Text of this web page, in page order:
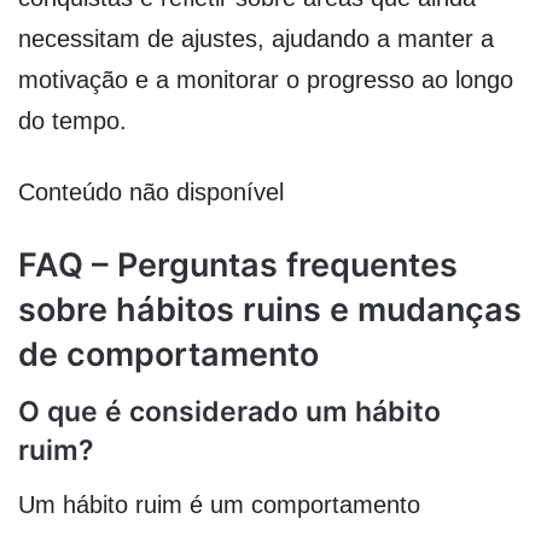
necessitam de ajustes, ajudando a manter a
motivação e a monitorar o progresso ao longo
do tempo.
Conteúdo não disponível
FAQ – Perguntas frequentes
sobre hábitos ruins e mudanças
de comportamento
O que é considerado um hábito
ruim?
Um hábito ruim é um comportamento